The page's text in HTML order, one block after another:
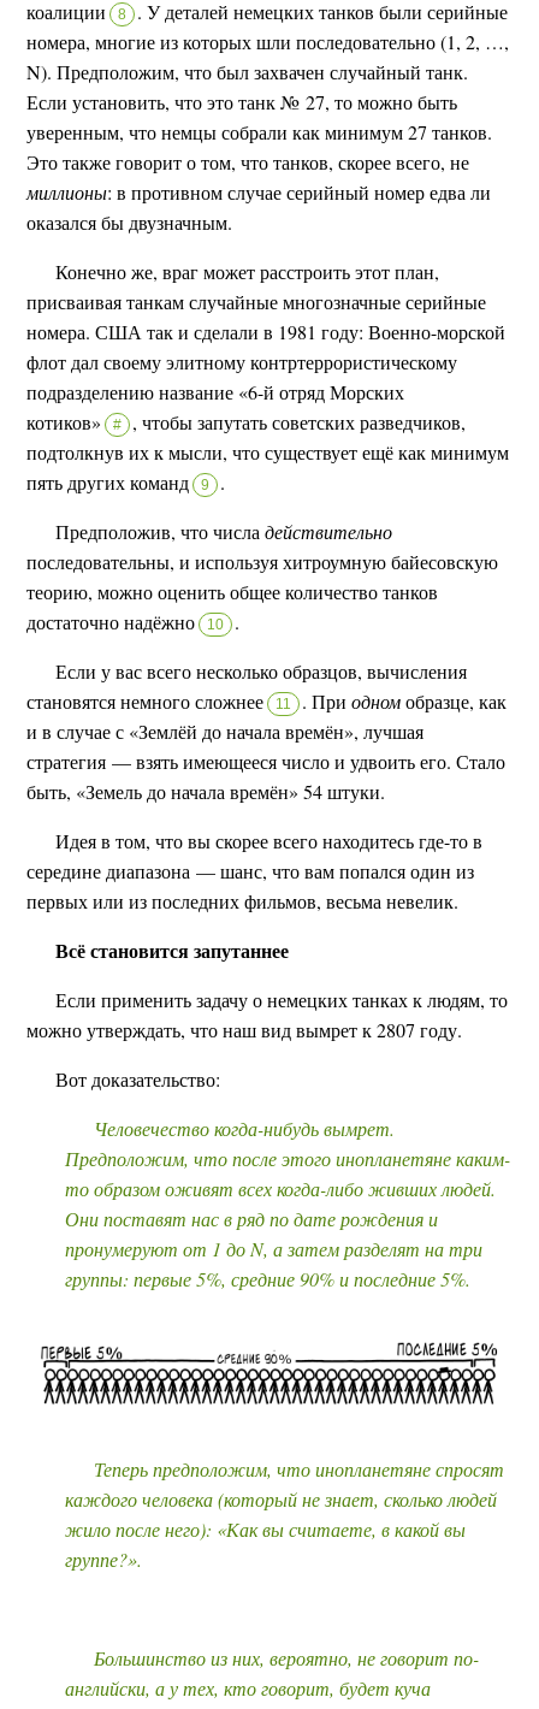
коалиции
8 . У деталей немецких танков были серийные
номера, многие из которых шли последовательно (1, 2, …,
N). Предположим, что был захвачен случайный танк.
Если установить, что это танк № 27, то можно быть
уверенным, что немцы собрали как минимум 27 танков.
Это также говорит о том, что танков, скорее всего, не
миллионы: в противном случае серийный номер едва ли
оказался бы двузначным.
Конечно же, враг может расстроить этот план,
присваивая танкам случайные многозначные серийные
номера. США так и сделали в 1981 году: Военно-морской
флот дал своему элитному контртеррористическому
подразделению название «6-й отряд Морских
котиков»
# , чтобы запутать советских разведчиков,
подтолкнув их к мысли, что существует ещё как минимум
пять других команд
9
.
Предположив, что числадействительно
последовательны, и используя хитроумную байесовскую
теорию, можно оценить общее количество танков
достаточно надёжно
10
.
Если у вас всего несколько образцов, вычисления
становятся немного сложнее
11 . Приодномобразце, как
и в случае с «Землёй до начала времён», лучшая
стратегия — взять имеющееся число и удвоить его. Стало
быть, «Земель до начала времён» 54 штуки.
Идея в том, что вы скорее всего находитесь где-то в
середине диапазона — шанс, что вам попался один из
первых или из последних фильмов, весьма невелик.
Всё становится запутаннее
Если применить задачу о немецких танках к людям, то
можно утверждать, что наш вид вымрет к 2807 году.
Вот доказательство:
Человечество когда-нибудь вымрет.
Предположим, что после этого инопланетяне каким-
то образом оживят всех когда-либо живших людей.
Они поставят нас в ряд по дате рождения и
пронумеруют от 1 до N, а затем разделят на три
группы: первые 5%, средние 90% и последние 5%.
Теперь предположим, что инопланетяне спросят
каждого человека (который не знает, сколько людей
жило после него): «Как вы считаете, в какой вы
группе?».
Большинство из них, вероятно, не говорит по-
английски, а у тех, кто говорит, будет куча